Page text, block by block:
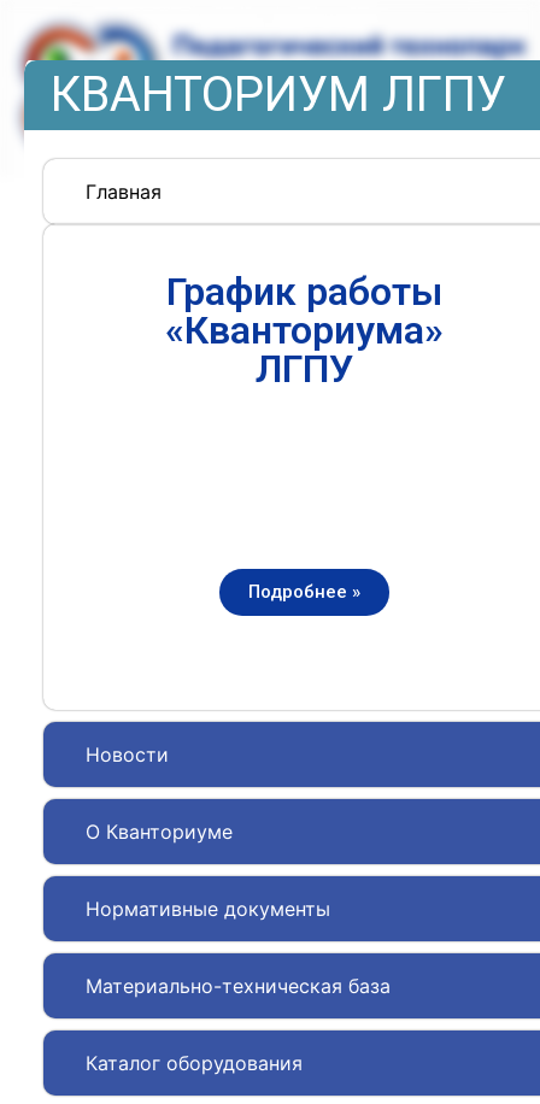
КВАНТОРИУМ ЛГПУ
Главная
Новости
О Кванториуме
Нормативные документы
Материально-техническая база
Каталог оборудования
График работы
«Кванториума»
ЛГПУ
Подробнее »